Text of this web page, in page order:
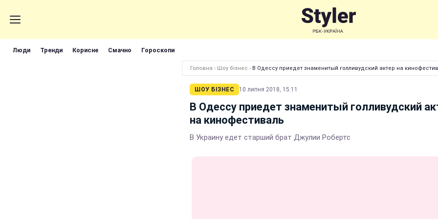
Люди Тренди Корисне Смачно Гороскопи
Головна › Шоу бізнес › В Одессу приедет знаменитый голливудский актер на
ШОУ БІЗНЕС 10 липня 2018, 15:11
В Одессу приедет знаменитый голливудский
на кинофестиваль
В Украину едет старший брат Джулии Робертс